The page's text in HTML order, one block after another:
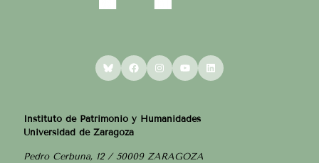
BlueskyFacebookInstagram
YouTubeLinkedIn
Instituto de Patrimonio y Humanidades
Universidad de Zaragoza
Pedro Cerbuna, 12 / 50009 ZARAGOZA